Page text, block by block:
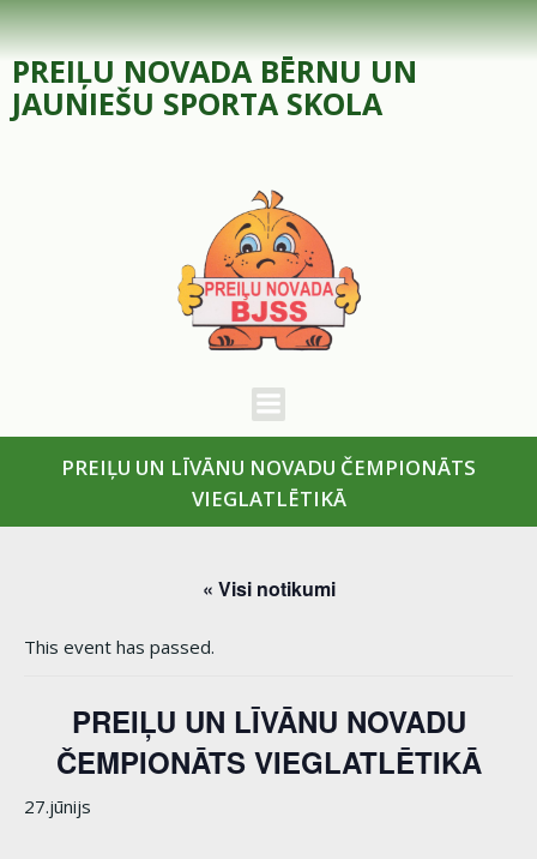
Skip
to
content
PREIĻU NOVADA BĒRNU UN
JAUNIEŠU SPORTA SKOLA
PREIĻU UN LĪVĀNU NOVADU ČEMPIONĀTS
VIEGLATLĒTIKĀ
« Visi notikumi
This event has passed.
PREIĻU UN LĪVĀNU NOVADU
ČEMPIONĀTS VIEGLATLĒTIKĀ
27.jūnijs